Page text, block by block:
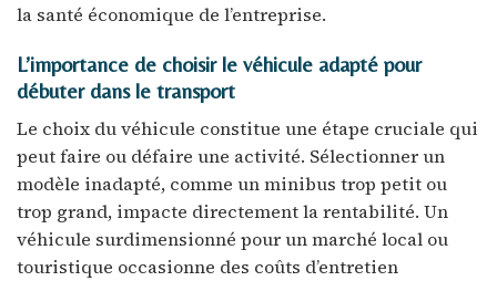
la santé économique de l’entreprise.
L’importance de choisir le véhicule adapté pour
débuter dans le transport
Le choix du véhicule constitue une étape cruciale qui
peut faire ou défaire une activité. Sélectionner un
modèle inadapté, comme un minibus trop petit ou
trop grand, impacte directement la rentabilité. Un
véhicule surdimensionné pour un marché local ou
touristique occasionne des coûts d’entretien